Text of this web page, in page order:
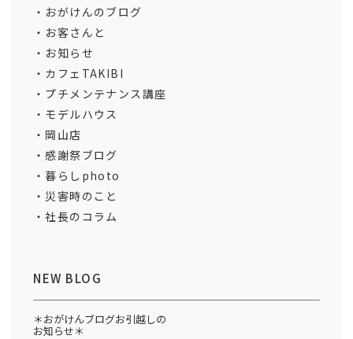
おがけんのブログ
お客さんと
お知らせ
カフェTAKIBI
プチメンテナンス講座
モデルハウス
岡山店
感謝祭ブログ
暮らしphoto
災害時のこと
社長のコラム
NEW BLOG
＊おがけんブログお引越しの
お知らせ＊